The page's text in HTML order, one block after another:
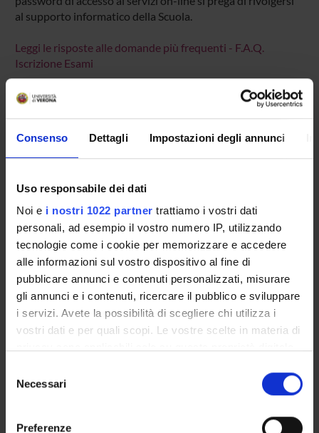
Consenso Dettagli Impostazioni degli annunci
Uso responsabile dei dati
Noi e i nostri 1022 partner trattiamo i vostri dati
personali, ad esempio il vostro numero IP, utilizzando
tecnologie come i cookie per memorizzare e accedere
alle informazioni sul vostro dispositivo al fine di
pubblicare annunci e contenuti personalizzati, misurare
gli annunci e i contenuti, ricercare il pubblico e sviluppare
i servizi. Avete la possibilità di scegliere chi utilizza i
vostri dati e per quali scopi. Le vostre scelte in materia di
modificare o revocare il proprio consenso in qualsiasi
momento dalla Dichiarazione sui cookie o facendo clic
delNecessari
Preferenze
al supporto informatico della Scuola.
Leggi le risposte alle domande più frequenti - F.A.Q.
Iscrizione Esami
Presentazione
Insegnamenti
Piani didattici
Calendario esami
Bacheca avvisi
Proposte tesi e stage
Organi collegiali e di governo
Docenti